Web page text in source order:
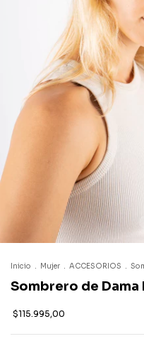
Inicio . Mujer . ACCESORIOS .
Sombrero de Dama
$115.995,00